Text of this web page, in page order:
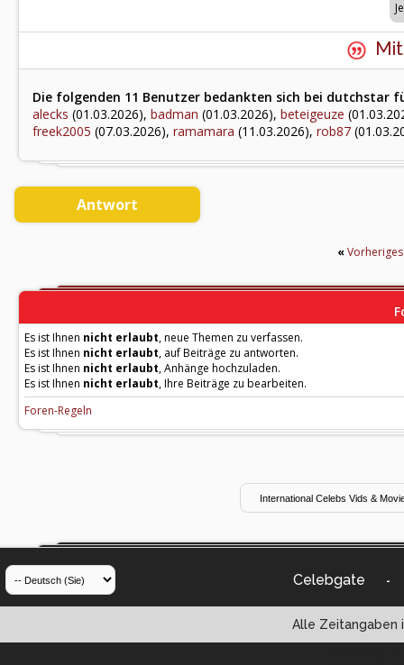
Die folgenden 11 Benutzer bedankten sich bei dutchstar
alecks (01.03.2026), badman (01.03.2026), beteigeuze
freek2005 (07.03.2026), ramamara (11.03.2026), rob87
Antwort
«
Es ist Ihnen nicht erlaubt, neue Themen zu verfassen.
Es ist Ihnen nicht erlaubt, auf Beiträge zu antworten.
Es ist Ihnen nicht erlaubt, Anhänge hochzuladen.
Es ist Ihnen nicht erlaubt, Ihre Beiträge zu bearbeiten.
Foren-Regeln
Celebgate -
Alle Zeitangaben